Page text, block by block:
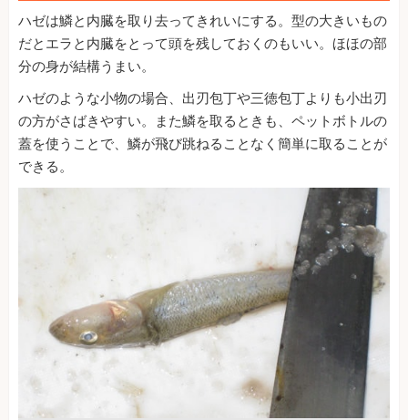
ハゼは鱗と内臓を取り去ってきれいにする。型の大きいもの
だとエラと内臓をとって頭を残しておくのもいい。ほほの部
分の身が結構うまい。
ハゼのような小物の場合、出刃包丁や三徳包丁よりも小出刃
の方がさばきやすい。また鱗を取るときも、ペットボトルの
蓋を使うことで、鱗が飛び跳ねることなく簡単に取ることが
できる。